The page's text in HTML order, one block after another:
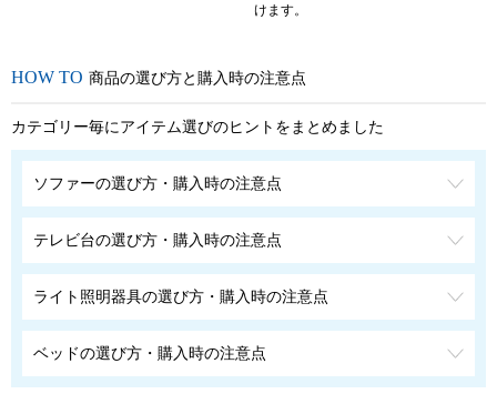
けます。
商品の選び方と購入時の注意点
カテゴリー毎にアイテム選びのヒントをまとめました
ソファーの選び方・購入時の注意点
テレビ台の選び方・購入時の注意点
ライト照明器具の選び方・購入時の注意点
ベッドの選び方・購入時の注意点